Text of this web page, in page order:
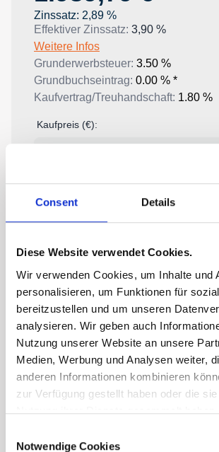
Consent Details
Diese Website verwendet Cookies.
Wir verwenden Cookies, um Inhalte und
personalisieren, um Funktionen für
bereitzustellen und um unseren
analysieren. Wir geben auch
Nutzung unserer Website an unsere
Medien, Werbung und Analysen weiter,
anderen Informationen kombinieren
zur Verfügung gestellt haben oder die
Nutzung ihrer Dienste gesammelt haben.
Selection
Notwendige Cookies